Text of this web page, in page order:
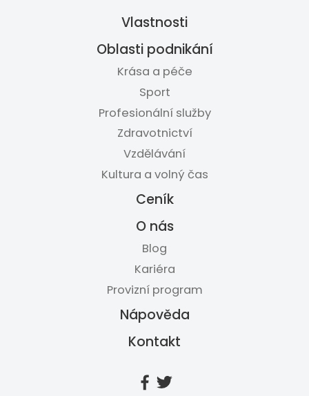
Vlastnosti
Oblasti podnikání
Krása a péče
Sport
Profesionální služby
Zdravotnictví
Vzdělávání
Kultura a volný čas
Ceník
O nás
Blog
Kariéra
Provizní program
Nápověda
Kontakt